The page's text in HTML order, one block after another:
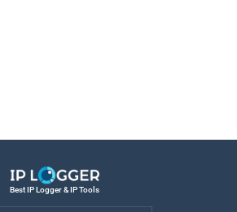
Best IP Logger & IP Tools